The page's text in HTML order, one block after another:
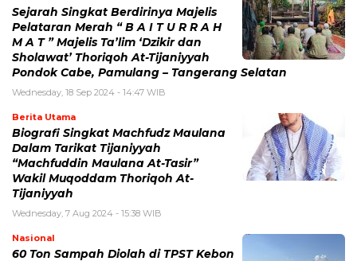
Sejarah Singkat Berdirinya Majelis
Pelataran Merah “ B A I T U R R A H
M A T ” Majelis Ta’lim ‘Dzikir dan
Sholawat’ Thoriqoh At-Tijaniyyah
Pondok Cabe, Pamulang – Tangerang Selatan
Wednesday, 18 Sep 2024 - 14:47 WIB
Berita Utama
Biografi Singkat Machfudz Maulana
Dalam Tarikat Tijaniyyah
“Machfuddin Maulana At-Tasir”
Wakil Muqoddam Thoriqoh At-
Tijaniyyah
Wednesday, 7 Aug 2024 - 15:38 WIB
Nasional
60 Ton Sampah Diolah di TPST Kebon